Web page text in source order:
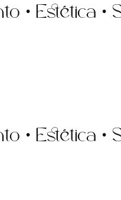
Estética •
Estética •